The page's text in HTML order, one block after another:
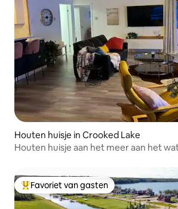
Houten huisje in Crooked Lake
Houten huisje aan het meer aan het
Topfavoriet van gasten
Favoriet van gasten